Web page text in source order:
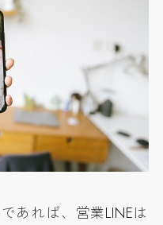
あれば、営業LINEは